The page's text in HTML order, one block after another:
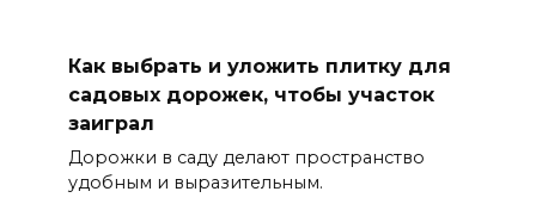
Как выбрать и уложить плитку для
садовых дорожек, чтобы участок
заиграл
Дорожки в саду делают пространство
удобным и выразительным.